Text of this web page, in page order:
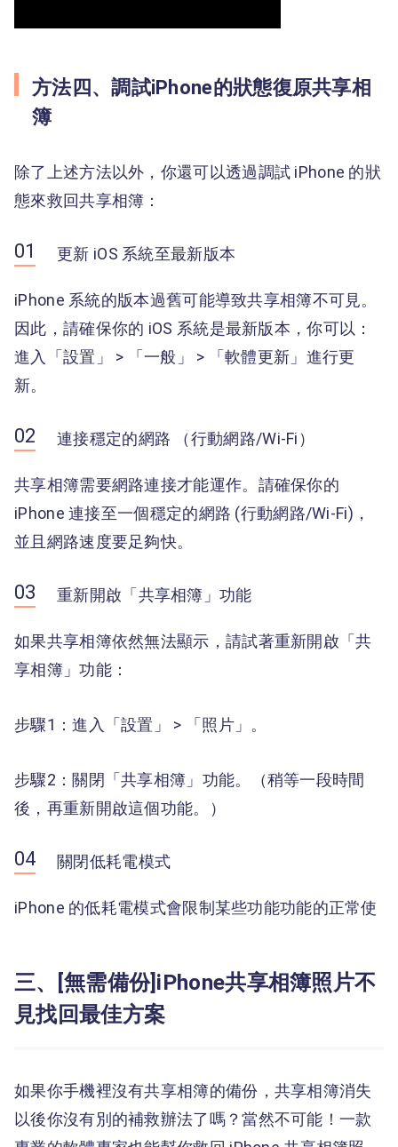
方法四、調試iPhone的狀態復原共享相
簿
除了上述方法以外，你還可以透過調試 iPhone 的狀
態來救回共享相簿：
更新 iOS 系統至最新版本
iPhone 系統的版本過舊可能導致共享相簿不可見。
因此，請確保你的 iOS 系統是最新版本，你可以：
進入「設置」 > 「一般」 > 「軟體更新」進行更
新。
連接穩定的網路 （行動網路/Wi-Fi）
共享相簿需要網路連接才能運作。請確保你的
iPhone 連接至一個穩定的網路 (行動網路/Wi-Fi)，
並且網路速度要足夠快。
重新開啟「共享相簿」功能
如果共享相簿依然無法顯示，請試著重新開啟「共
享相簿」功能：
步驟1：進入「設置」 > 「照片」。
步驟2：關閉「共享相簿」功能。（稍等一段時間
後，再重新開啟這個功能。）
關閉低耗電模式
iPhone 的低耗電模式會限制某些功能功能的正常使
三、[無需備份]iPhone共享相簿照片不
見找回最佳方案
如果你手機裡沒有共享相簿的備份，共享相簿消失
以後你沒有別的補救辦法了嗎？當然不可能！一款